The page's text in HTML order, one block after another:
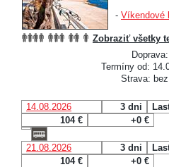
- Víkendové
Zobraziť všetky
Doprava:
Termíny od:
Strava:
14.08.2026 3 dni
104 €
+0 €
21.08.2026 3 dni
104 €
+0 €